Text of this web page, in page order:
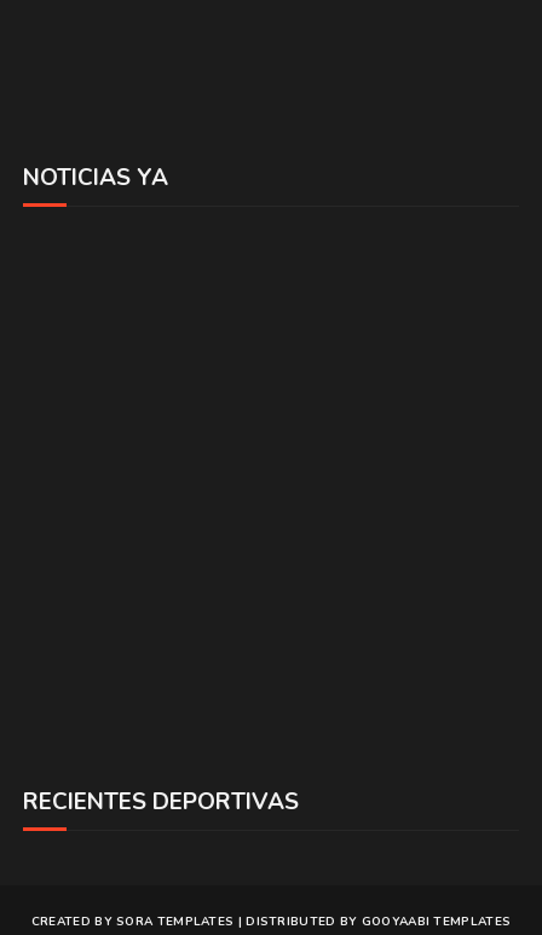
NOTICIAS YA
RECIENTES DEPORTIVAS
CREATED BYSORA TEMPLATES | DISTRIBUTED BY GOOYAABI TEMPLATES